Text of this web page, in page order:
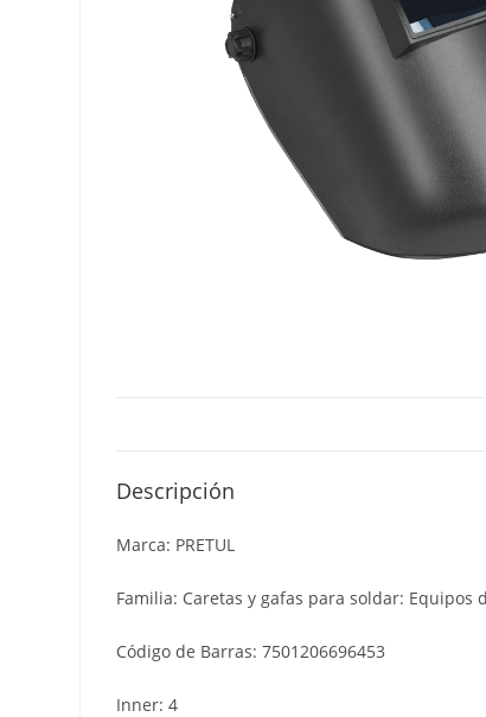
Descripción
Marca: PRETUL
Familia: Caretas y gafas para soldar:
Código de Barras: 7501206696453
Inner: 4